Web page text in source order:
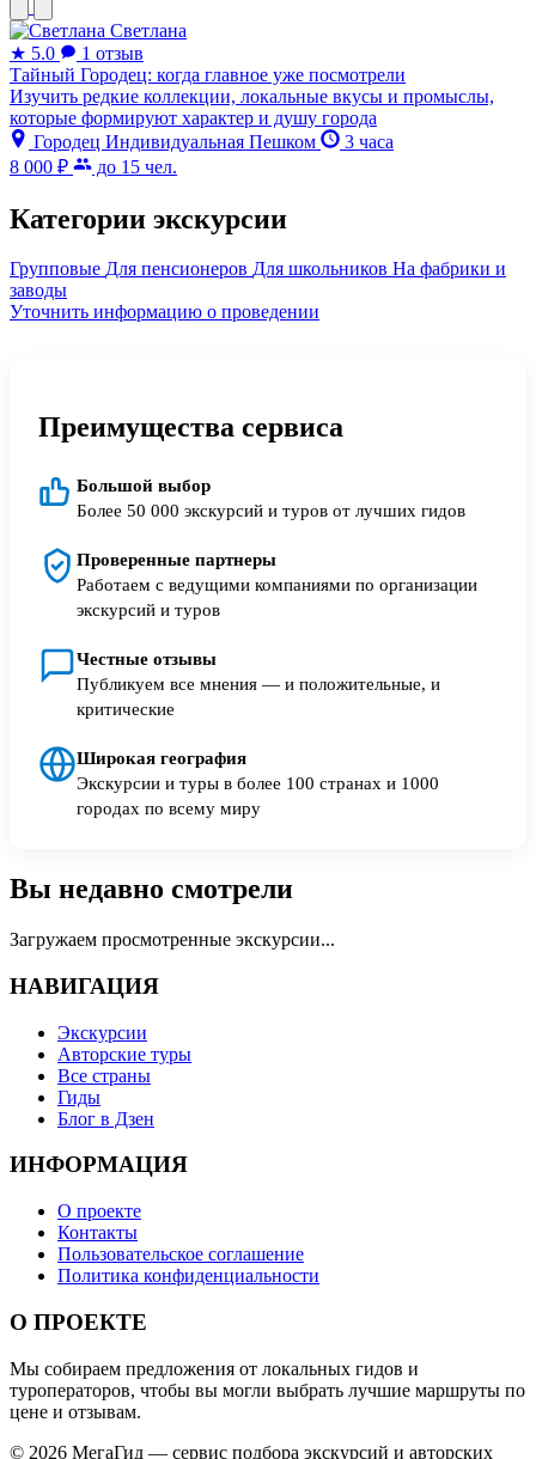
Светлана
★ 5.0
1 отзыв
Тайный Городец: когда главное уже посмотрели
Изучить редкие коллекции, локальные вкусы и промыслы,
которые формируют характер и душу города
Городец Индивидуальная Пешком
3 часа
8 000 ₽
до 15 чел.
Категории экскурсии
Групповые Для пенсионеров Для школьников На фабрики и
заводы
Уточнить информацию о проведении
Преимущества сервиса
Большой выбор
Более 50 000 экскурсий и туров от лучших гидов
Проверенные партнеры
Работаем с ведущими компаниями по организации
экскурсий и туров
Честные отзывы
Публикуем все мнения — и положительные, и
критические
Широкая география
Экскурсии и туры в более 100 странах и 1000
городах по всему миру
Вы недавно смотрели
Загружаем просмотренные экскурсии...
НАВИГАЦИЯ
Экскурсии
Авторские туры
Все страны
Гиды
Блог в Дзен
ИНФОРМАЦИЯ
О проекте
Контакты
Пользовательское соглашение
Политика конфиденциальности
О ПРОЕКТЕ
Мы собираем предложения от локальных гидов и
туроператоров, чтобы вы могли выбрать лучшие маршруты по
цене и отзывам.
© 2026 МегаГид — сервис подбора экскурсий и авторских